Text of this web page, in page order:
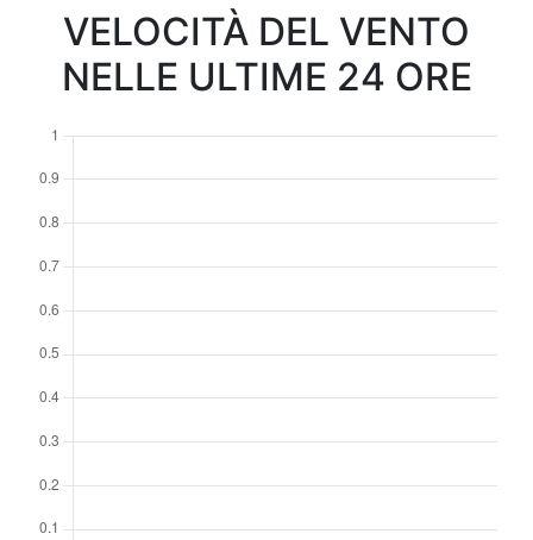
VELOCITÀ DEL VENTO
NELLE ULTIME 24 ORE